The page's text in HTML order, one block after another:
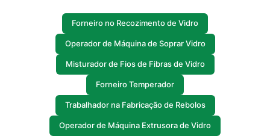
Forneiro no Recozimento de Vidro
Operador de Máquina de Soprar Vidro
Misturador de Fios de Fibras de Vidro
Forneiro Temperador
Trabalhador na Fabricação de Rebolos
Operador de Máquina Extrusora de Vidro